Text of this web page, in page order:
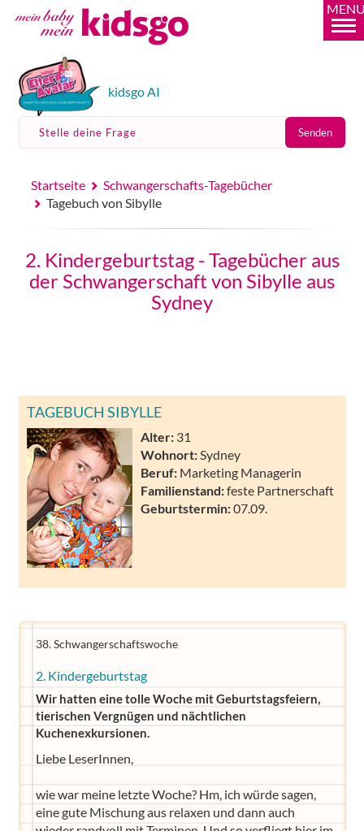
kidsgo AI
Stelle deine Frage Senden
Startseite
Schwangerschafts-Tagebücher
Tagebuch von Sibylle
2. Kindergeburtstag - Tagebücher aus
der Schwangerschaft von Sibylle aus
Sydney
TAGEBUCH SIBYLLE
Alter: 31
Wohnort: Sydney
Beruf: Marketing Managerin
Familienstand:feste Partnerschaft
Geburtstermin:07.09.
38. Schwangerschaftswoche
2. Kindergeburtstag
Wir hatten eine tolle Woche mit Geburtstagsfeiern,
tierischen Vergnügen und nächtlichen
Kuchenexkursionen.
Liebe LeserInnen,
wie war meine letzte Woche? Hm, ich würde sagen,
eine gute Mischung aus relaxen und dann auch